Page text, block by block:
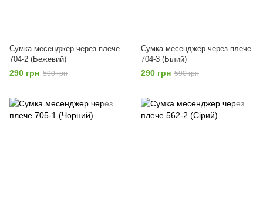
Сумка месенджер через плече
704-2 (Бежевий)
290 грн 590 грн
Сумка месенджер через плече
704-3 (Білий)
290 грн 590 грн